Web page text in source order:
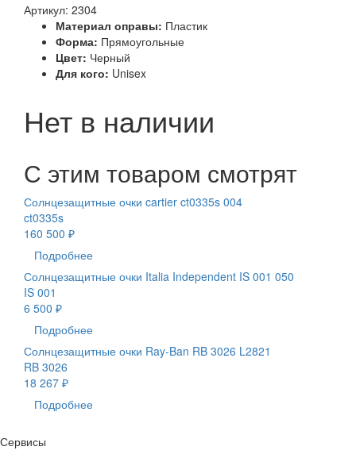
Артикул: 2304
Материал оправы: Пластик
Форма: Прямоугольные
Цвет: Черный
Для кого: Unisex
Нет в наличии
С этим товаром смотрят
Солнцезащитные очки cartier ct0335s 004
ct0335s
160 500 ₽
Подробнее
Солнцезащитные очки Italia Independent IS 001 050
IS 001
6 500 ₽
Подробнее
Солнцезащитные очки Ray-Ban RB 3026 L2821
RB 3026
18 267 ₽
Подробнее
Сервисы